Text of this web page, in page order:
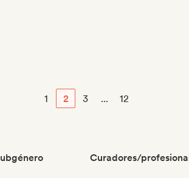
1 2 3 ... 12
Curadores/